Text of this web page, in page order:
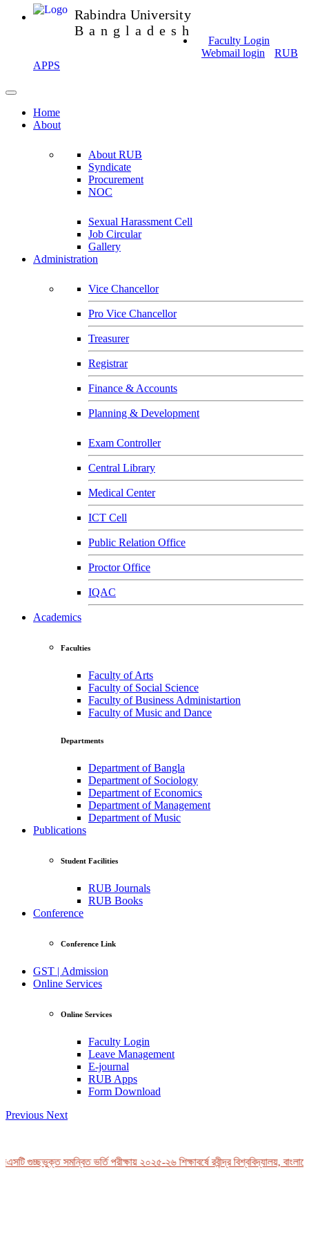
Rabindra University
Bangladesh
Faculty Login
Webmail login
RUB
APPS
Home
About
About RUB
Syndicate
Procurement
NOC
Sexual Harassment Cell
Job Circular
Gallery
Administration
Vice Chancellor
Pro Vice Chancellor
Treasurer
Registrar
Finance & Accounts
Planning & Development
Exam Controller
Central Library
Medical Center
ICT Cell
Public Relation Office
Proctor Office
IQAC
Academics
Faculties
Faculty of Arts
Faculty of Social Science
Faculty of Business Administartion
Faculty of Music and Dance
Departments
Department of Bangla
Department of Sociology
Department of Economics
Department of Management
Department of Music
Publications
Student Facilities
RUB Journals
RUB Books
Conference
Conference Link
GST | Admission
Online Services
Online Services
Faculty Login
Leave Management
E-journal
RUB Apps
Form Download
Previous Next
গুচ্ছভুক্ত সমন্বিত ভর্তি পরীক্ষায় ২০২৫-২৬ শিক্ষাবর্ষে রবীন্দ্র বিশ্ববিদ্যালয়,